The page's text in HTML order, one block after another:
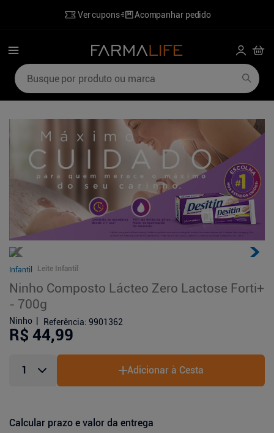
Ver cupons Acompanhar pedido
Busque por produto ou marca
Infantil Leite Infantil
Ninho Composto Lácteo Zero Lactose Forti+
- 700g
Ninho Referência: 9901362
R$ 44,99
Adicionar à Cesta
Calcular prazo e valor da entrega
lenzetto
º
4
ozivy
hidratante corporal
7
desodorante
8º
perfumes
9 º
sabonete liquido
10º wegovy